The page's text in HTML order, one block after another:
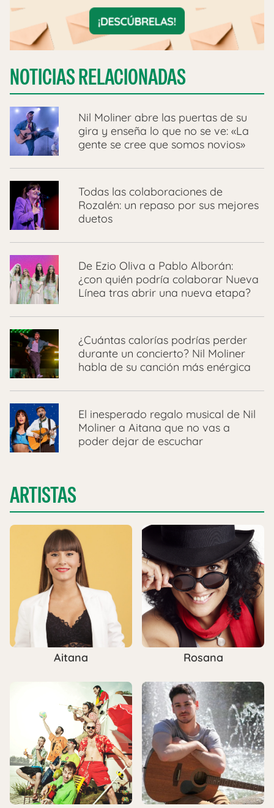
NOTICIAS RELACIONADAS
Nil Moliner abre las puertas de su
gira y enseña lo que no se ve: «La
gente se cree que somos novios»
Todas las colaboraciones de
Rozalén: un repaso por sus mejores
duetos
De Ezio Oliva a Pablo Alborán:
¿con quién podría colaborar Nueva
Línea tras abrir una nueva etapa?
¿Cuántas calorías podrías perder
durante un concierto? Nil Moliner
habla de su canción más enérgica
El inesperado regalo musical de Nil
Moliner a Aitana que no vas a
poder dejar de escuchar
ARTISTAS
Aitana Rosana